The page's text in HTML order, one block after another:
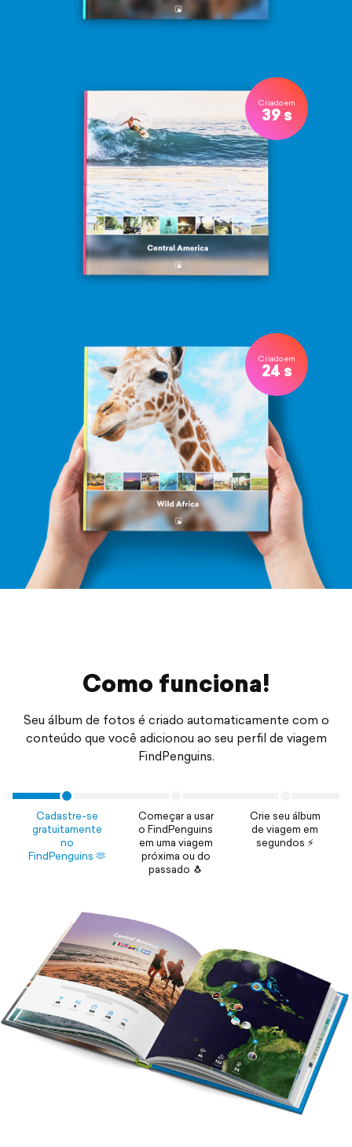
Criado em
39 s
Criado em
24 s
Como funciona!
Seu álbum de fotos é criado automaticamente com o
conteúdo que você adicionou ao seu perfil de viagem
FindPenguins.
Cadastre-se
gratuitamente
no
FindPenguins 🫶
Começar a usar
o FindPenguins
em uma viagem
próxima ou do
passado 🐧
Crie seu álbum
de viagem em
segundos ⚡️